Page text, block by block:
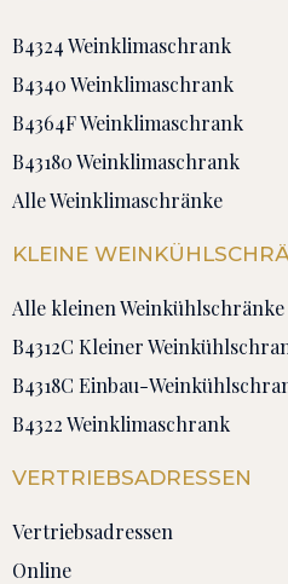
B4324 Weinklimaschrank
B4340 Weinklimaschrank
B4364F Weinklimaschrank
B43180 Weinklimaschrank
Alle Weinklimaschränke
KLEINE
Alle kleinen Weinkühlschränke
B4312C Kleiner
B4318C Einbau-
B4322 Weinklimaschrank
VERTRIEBSADRESSEN
Vertriebsadressen
Online